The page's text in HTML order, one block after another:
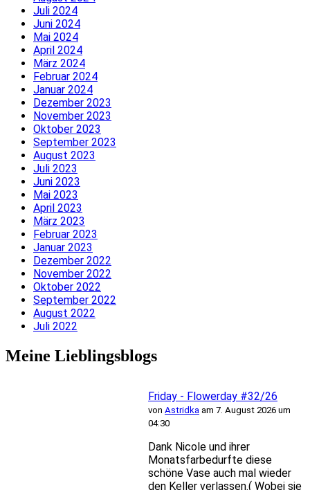
Juli 2024
Juni 2024
Mai 2024
April 2024
März 2024
Februar 2024
Januar 2024
Dezember 2023
November 2023
Oktober 2023
September 2023
August 2023
Juli 2023
Juni 2023
Mai 2023
April 2023
März 2023
Februar 2023
Januar 2023
Dezember 2022
November 2022
Oktober 2022
September 2022
August 2022
Juli 2022
Meine Lieblingsblogs
Friday - Flowerday #32/26
von Astridka am 7. August 2026 um
04:30
Dank Nicole und ihrer
Monatsfarbedurfte diese
schöne Vase auch mal wieder
den Keller verlassen.( Wobei sie